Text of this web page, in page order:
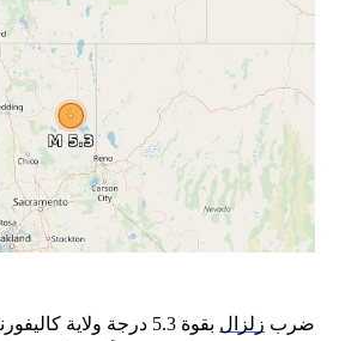
ضرب زلزال
بقوة 5.3 درجة ولاية